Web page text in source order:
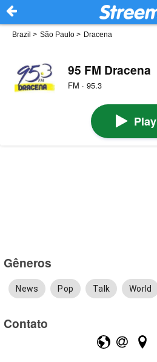
Brazil > São Paulo > Dracena
95 FM Dracena
FM · 95.3
Play
Gêneros
News Pop Talk World
Contato